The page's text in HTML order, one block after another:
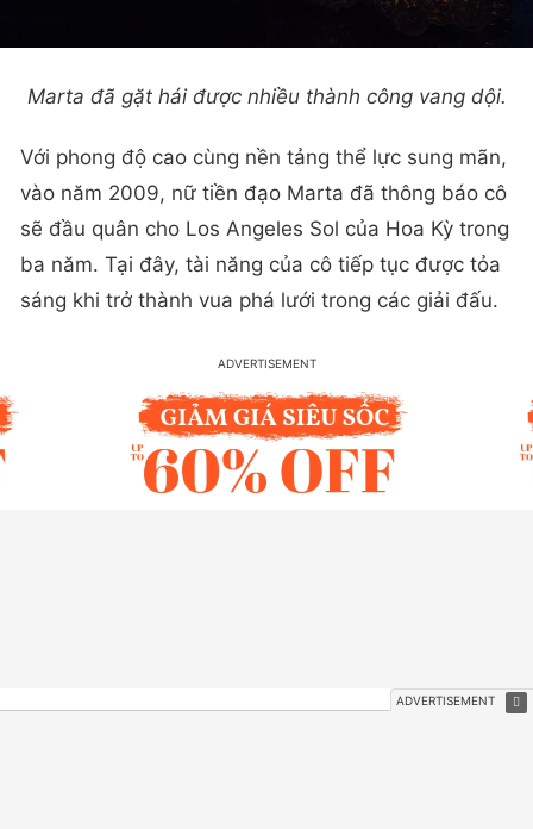
Marta đã gặt hái được nhiều thành công vang dội.
Với phong độ cao cùng nền tảng thể lực sung mãn,
vào năm 2009, nữ tiền đạo Marta đã thông báo cô
sẽ đầu quân cho Los Angeles Sol của Hoa Kỳ trong
ba năm. Tại đây, tài năng của cô tiếp tục được tỏa
sáng khi trở thành vua phá lưới trong các giải đấu.